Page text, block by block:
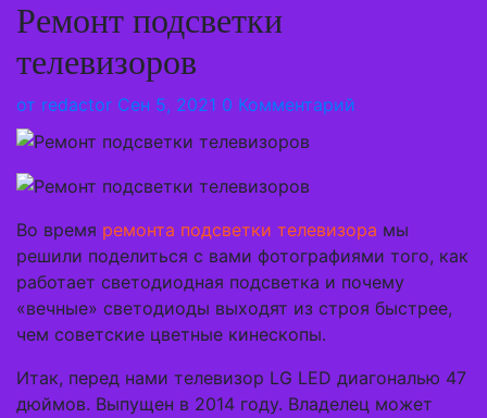
Ремонт подсветки
телевизоров
от redactor Сен 5, 2021 0 Комментарий
Во время ремонта подсветки телевизора мы
решили поделиться с вами фотографиями того, как
работает светодиодная подсветка и почему
«вечные» светодиоды выходят из строя быстрее,
чем советские цветные кинескопы.
Итак, перед нами телевизор LG LED диагональю 47
дюймов. Выпущен в 2014 году. Владелец может